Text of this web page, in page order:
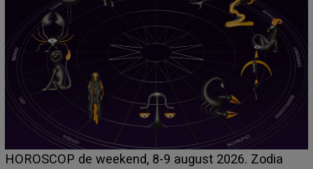
Emanuel a ținut ACEST DETALIU ASCUNS până